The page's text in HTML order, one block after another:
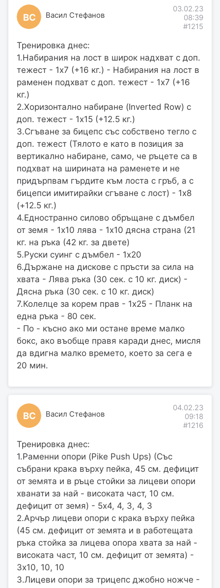
ВС Васил Стефанов
03.02.23
08:39
#1215
Тренировка днес:
1.Набирания на лост в широк надхват с доп.
тежест - 1х7 (+16 кг.) - Набирания на лост в
раменен подхват с доп. тежест - 1х7 (+16
кг.)
2.Хоризонтално набиране (Inverted Row) с
доп. тежест - 1х15 (+12.5 кг.)
3.Сгъване за бицепс със собствено тегло с
доп. тежест (Тялото е като в позиция за
вертикално набиране, само, че ръцете са в
подхват на ширината на раменете и не
придърпвам гърдите към лоста с гръб, а с
бицепси имитирайки сгъване с лост) - 1х8
(+12.5 кг.)
4.Едностранно силово обръщане с дъмбел
от земя - 1х10 лява - 1х10 дясна страна (21
кг. на ръка (42 кг. за двете)
5.Руски суинг с дъмбел - 1х20
6.Държане на дискове с пръсти за сила на
хвата - Лява ръка (30 сек. с 10 кг. диск) -
Дясна ръка (30 сек. с 10 кг. диск)
7.Колелце за корем прав - 1х25 - Планк на
една ръка - 80 сек.
- По - късно ако ми остане време малко
бокс, ако въобще правя каради днес, мисля
да вдигна малко времето, което за сега е
20 мин.
ВС Васил Стефанов
04.02.23
09:18
#1216
Тренировка днес:
1.Раменни опори (Pike Push Ups) (Със
събрани крака върху пейка, 45 см. дефицит
от земята и в ръце стойки за лицеви опори
хванати за най - високата част, 10 см.
дефицит от земя) - 5х4, 4, 3, 4, 3
2.Арчър лицеви опори с крака върху пейка
(45 см. дефицит от земята и в работещата
ръка стойка за лицева опора хвата за най -
високата част, 10 см. дефицит от земята) -
3х10, 10, 10
3.Лицеви опори за трицепс джобно ножче -